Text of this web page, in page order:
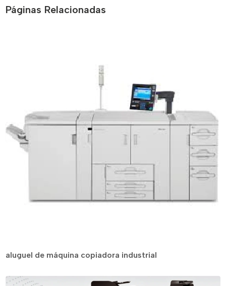
Páginas Relacionadas
aluguel de máquina copiadora industrial